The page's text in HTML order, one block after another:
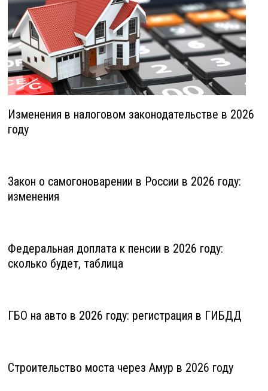
Изменения в налоговом законодательстве в 2026
году
Закон о самогоноварении в России в 2026 году:
изменения
Федеральная доплата к пенсии в 2026 году:
сколько будет, таблица
ГБО на авто в 2026 году: регистрация в ГИБДД
Строительство моста через Амур в 2026 году